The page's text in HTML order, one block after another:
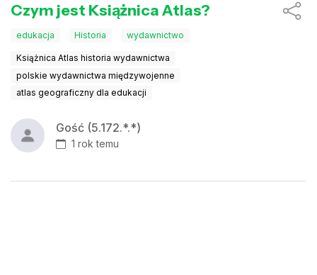
Czym jest Książnica Atlas?
edukacja Historia wydawnictwo
Książnica Atlas historia wydawnictwa
polskie wydawnictwa międzywojenne
atlas geograficzny dla edukacji
Gość (5.172.*.*)
1 rok temu